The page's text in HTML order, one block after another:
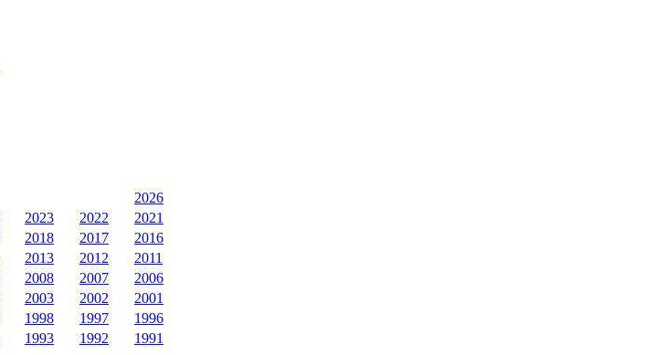
2026
2023 2022
2021
2018 2017
2016
2013 2012
2011
2008 2007
2006
2003 2002
2001
1998 1997
1996
1993 1992 1991